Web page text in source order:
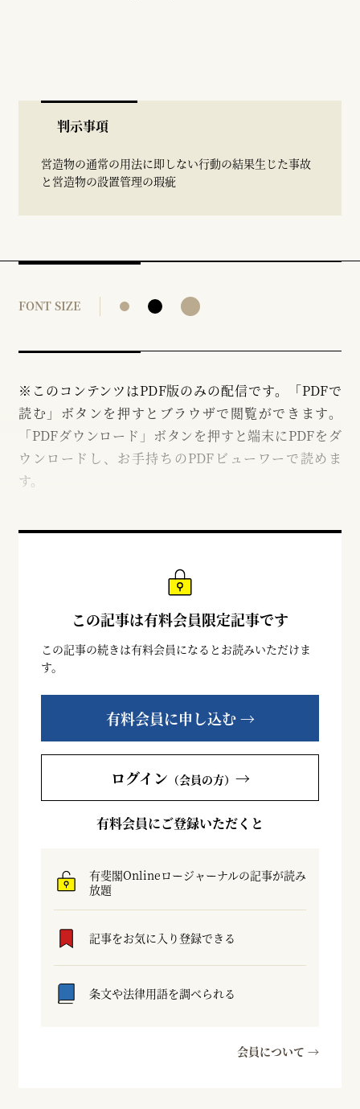
判示事項
営造物の通常の用法に即しない行動の結果生じた事故
と営造物の設置管理の瑕疵
FONT SIZE
※このコンテンツはPDF版のみの配信です。「PDFで
読む」ボタンを押すとブラウザで閲覧ができます。
「PDFダウンロード」ボタンを押すと端末にPDFをダ
ウンロードし、お手持ちのPDFビューワーで読めま
す。
この記事は有料会員限定記事です
この記事の続きは有料会員になるとお読みいただけま
す。
有料会員に申し込む →
ログイン （会員の方） →
有料会員にご登録いただくと
有斐閣Onlineロージャーナルの記事が読み
放題
記事をお気に入り登録できる
条文や法律用語を調べられる
会員について →